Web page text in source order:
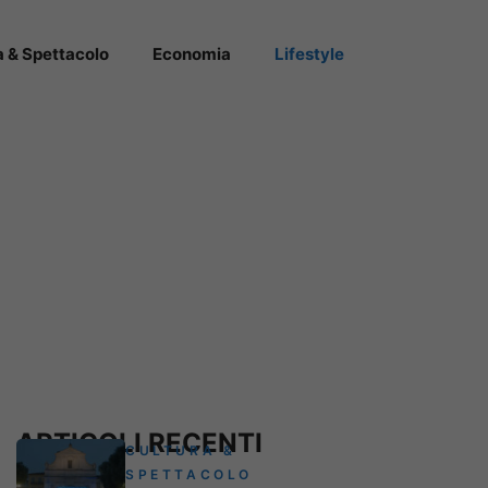
& Spettacolo Economia Lifestyle
ARTICOLI RECENTI
CULTURA &
SPETTACOLO